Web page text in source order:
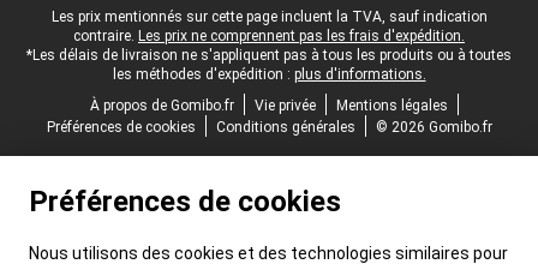
Pied-de-page légal
Les prix mentionnés sur cette page incluent la TVA, sauf indication
contraire. Les prix ne comprennent pas les frais d'expédition.
*Les délais de livraison ne s'appliquent pas à tous les produits ou à toutes
les méthodes d'expédition : plus d'informations.
À propos de Gomibo.fr
Vie privée
Mentions légales
Préférences de cookies
Conditions générales © 2026 Gomibo.fr
Préférences de cookies
Nous utilisons des cookies et des technologies similaires pour